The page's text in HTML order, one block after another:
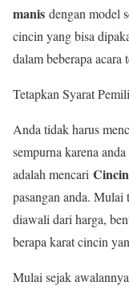
manis dengan model
cincin yang bisa
dalam beberapa acara
Tetapkan Syarat
Anda tidak harus
sempurna karena
adalah mencari
pasangan anda. Mulai
diawali dari harga,
berapa karat cincin
Mulai sejak